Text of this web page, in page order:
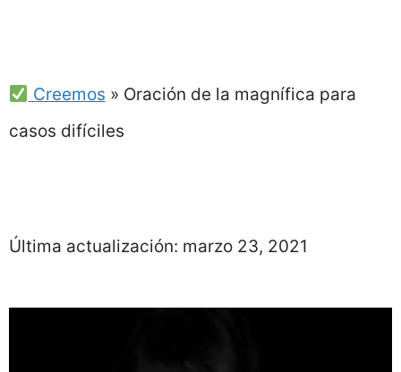
Creemos » Oración de la magnífica para
casos difíciles
Última actualización: marzo 23, 2021